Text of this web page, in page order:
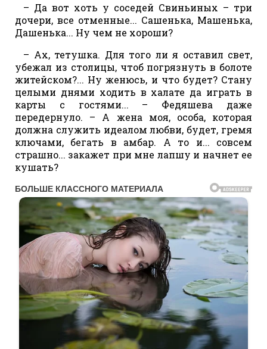
– Да вот хоть у соседей Свиньиных – три
дочери, все отменные... Сашенька, Машенька,
Дашенька... Ну чем не хороши?
– Ах, тетушка. Для того ли я оставил свет,
убежал из столицы, чтоб погрязнуть в болоте
житейском?... Ну женюсь, и что будет? Стану
целыми днями ходить в халате да играть в
карты с гостями... – Федяшева даже
передернуло. – А жена моя, особа, которая
должна служить идеалом любви, будет, гремя
ключами, бегать в амбар. А то и... совсем
страшно... закажет при мне лапшу и начнет ее
кушать?